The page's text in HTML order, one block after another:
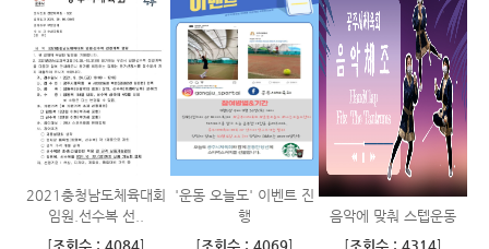
2021충청남도체육대회
임원.선수복 선..
[조회수 : 4084]
'운동 오늘도' 이벤트 진
행
[조회수 : 4069]
음악에 맞춰 스텝운동
[조회수 : 4314]